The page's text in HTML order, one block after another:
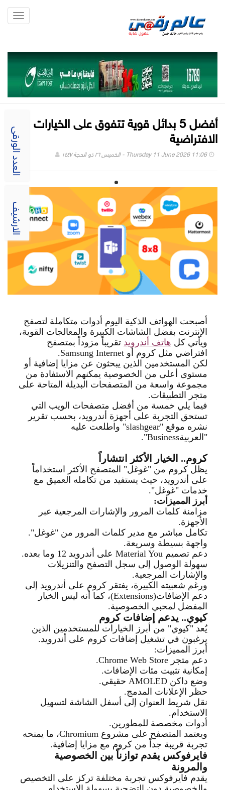
العدد الورقى
الارشيف
أفضل 5 بدائل قوية تتفوق على الخيارات
الافتراضية
Thursday 11 June 2026 11:06 - الخميس ٢٦ ذو الحجة ١٤٤٧
أصبحت الهواتف الذكية اليوم أدوات متكاملة لتصفح
الإنترنت بفضل الشاشات الكبيرة والمعالجات القوية،
ويأتي كل هاتف أندرويد تقريباً مزوداً بمتصفح
افتراضي مثل كروم أو
لكن المستخدمين الذين يبحثون عن مزايا إضافية أو
مستوى أعلى من الخصوصية يمكنهم الاستفادة من
مجموعة واسعة من المتصفحات البديلة المتاحة على
متجر التطبيقات.
فيما يلي خمسة من أفضل متصفحات الويب التي
تستحق التجربة على أجهزة أندرويد، بحسب تقرير
نشره موقع "slashgear"
واطلعت عليه
"العربيةBusiness".
كروم.. الخيار الأكثر انتشاراً
يظل كروم من "غوغل" المتصفح الأكثر استخداماً
على أندرويد، حيث يستفيد من تكامله العميق مع
خدمات "غوغل".
أبرز المميزات:
مزامنة كلمات المرور والإشارات المرجعية عبر
الأجهزة.
تكامل مباشر مع مدير كلمات المرور من "غوغل".
واجهة بسيطة وسريعة.
دعم تصميم
على أندرويد 12 وما بعده
.
سهولة الوصول إلى سجل التصفح والتنزيلات
والإشارات المرجعية.
ورغم شعبيته الكبيرة، يفتقر كروم على أندرويد إلى
دعم الإضافات(Extensions)
، كما أنه ليس الخيار
المفضل لمحبي الخصوصية.
كيوي.. يدعم إضافات كروم
يُعد "كيوي" من أبرز الخيارات للمستخدمين الذين
يرغبون في تشغيل إضافات كروم على أندرويد.
أبرز المميزات:
دعم متجر
إمكانية تثبيت مئات الإضافات.
وضع داكن
حقيقي.
حظر الإعلانات المدمج.
نقل شريط العنوان إلى أسفل الشاشة لتسهيل
الاستخدام.
أدوات مخصصة للمطورين.
ويعتمد المتصفح على مشروع
، ما يمنحه
تجربة قريبة جداً من كروم مع مزايا إضافية.
فايرفوكس يقدم توازناً بين الخصوصية
والمرونة
يقدم فايرفوكس تجربة مختلفة تركز على التخصيص